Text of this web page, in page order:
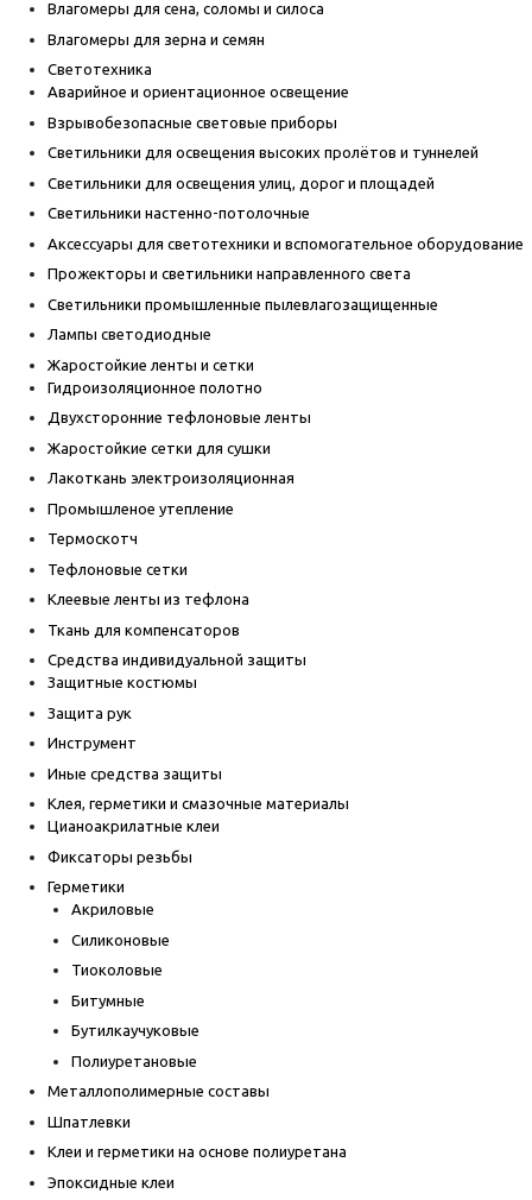
Влагомеры для сена, соломы и силоса
Влагомеры для зерна и семян
Светотехника
Аварийное и ориентационное освещение
Взрывобезопасные световые приборы
Светильники для освещения высоких пролётов и туннелей
Светильники для освещения улиц, дорог и площадей
Светильники настенно-потолочные
Аксессуары для светотехники и вспомогательное оборудование
Прожекторы и светильники направленного света
Светильники промышленные пылевлагозащищенные
Лампы светодиодные
Жаростойкие ленты и сетки
Гидроизоляционное полотно
Двухсторонние тефлоновые ленты
Жаростойкие сетки для сушки
Лакоткань электроизоляционная
Промышленое утепление
Термоскотч
Тефлоновые сетки
Клеевые ленты из тефлона
Ткань для компенсаторов
Средства индивидуальной защиты
Защитные костюмы
Защита рук
Инструмент
Иные средства защиты
Клея, герметики и смазочные материалы
Цианоакрилатные клеи
Фиксаторы резьбы
Герметики
Акриловые
Силиконовые
Тиоколовые
Битумные
Бутилкаучуковые
Полиуретановые
Металлополимерные составы
Шпатлевки
Клеи и герметики на основе полиуретана
Эпоксидные клеи